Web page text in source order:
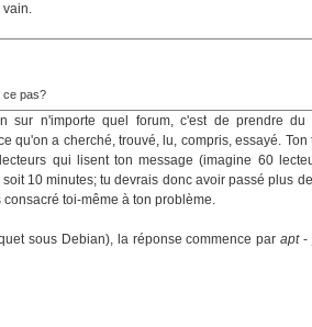
vain.
ce pas?
sur n'importe quel forum, c'est de prendre du
qu'on a cherché, trouvé, lu, compris, essayé.
qui lisent ton message (imagine 60
10 minutes; tu devrais donc avoir passé plus
toi-même à ton problème.
sous Debian), la réponse commence parapt-